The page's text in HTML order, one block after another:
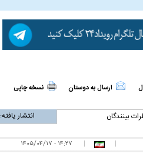
ارسال به دوستان نسخه چاپی
بینندگان انتشار یافته:
|
| ۱۴:۲۷ - ۱۴۰۵/۰۴/۱۷
یک سلسله |
شاه در ایران
و تاریخ ایران